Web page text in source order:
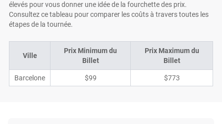
élevés pour vous donner une idée de la fourchette des prix.
Consultez ce tableau pour comparer les coûts à travers toutes les
étapes de la tournée.
Ville
Prix Minimum du
Billet
Prix Maximum du
Billet
Barcelone $99 $773